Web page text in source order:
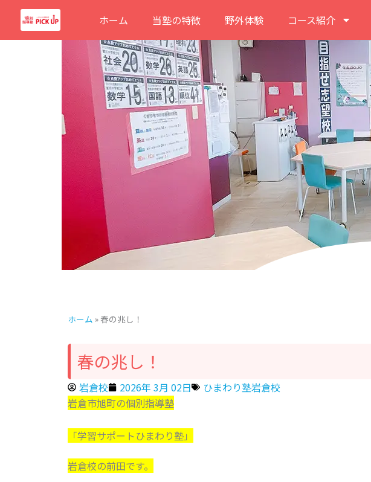
を
ホーム 当塾の特徴 野外体験 コース紹介
ホーム » 春の兆し！
春の兆し！
岩倉校 2026年 3月 02日
ひまわり塾岩倉校
岩倉市旭町の個別指導塾
「学習サポートひまわり塾」
岩倉校の前田です。